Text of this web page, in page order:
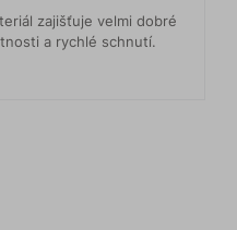
zajišťuje velmi dobré
a rychlé schnutí.